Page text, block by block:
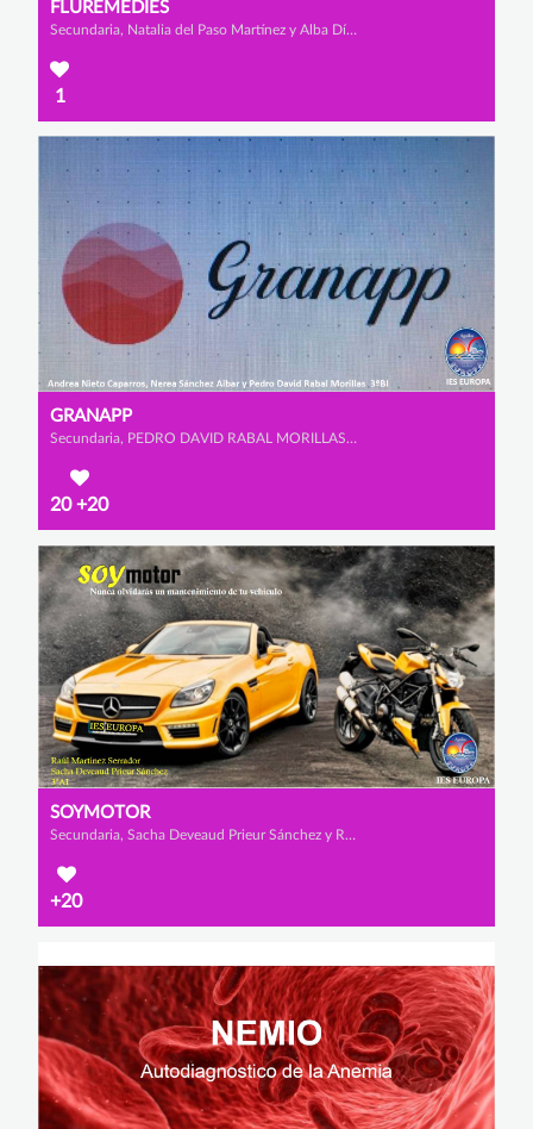
FLUREMEDIES
Secundaria, Natalia del Paso Martínez y Alba Díaz Quiñonero
1
GRANAPP
Secundaria, PEDRO DAVID RABAL MORILLAS, ANDREA NIETO CAPARROS y NEREA SÁNCHEZ AIBAR
20+20
SOYMOTOR
Secundaria, Sacha Deveaud Prieur Sánchez y Raúl Martínez Serrador
+20